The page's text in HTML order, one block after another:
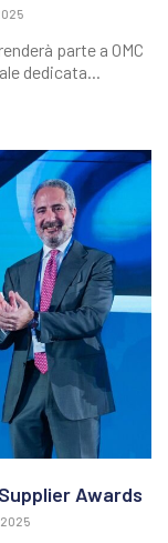
parte a OMC
dedicata...
Awards
2025